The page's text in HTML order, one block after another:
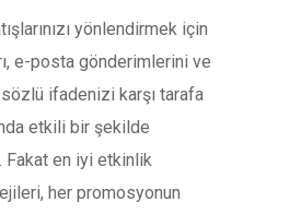
yönlendirmek için
e-posta gönderimlerini ve
ifadenizi karşı tarafa
etkili bir şekilde
Fakat en iyi etkinlik
her promosyonun